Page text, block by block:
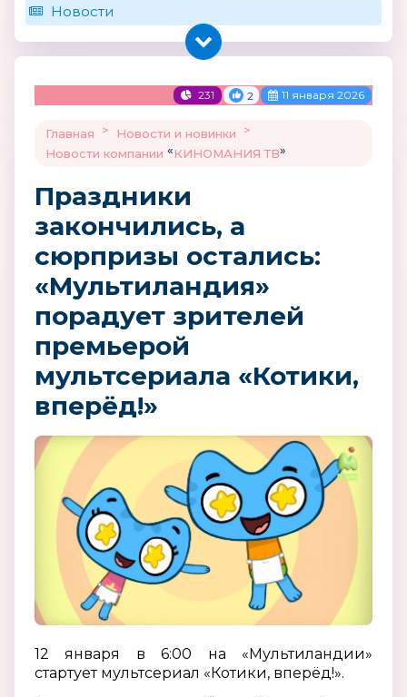
Новости
231 2 11 января 2026
Главная > Новости и новинки
>
Новости компании «КИНОМАНИЯ ТВ»
Праздники
закончились, а
сюрпризы остались:
«Мультиландия»
порадует зрителей
премьерой
мультсериала «Котики,
вперёд!»
12 января в 6:00 на «Мультиландии»
стартует мультсериал «Котики, вперёд!».